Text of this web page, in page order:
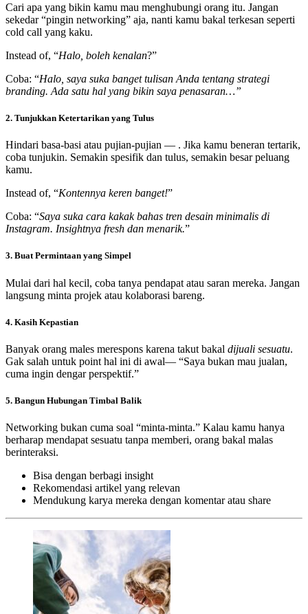
Cari apa yang bikin kamu mau menghubungi orang itu. Jangan
sekedar “pingin networking” aja, nanti kamu bakal terkesan seperti
cold call yang kaku.
Instead of, “Halo, boleh kenalan?”
Coba: “Halo, saya suka banget tulisan Anda tentang strategi
branding. Ada satu hal yang bikin saya penasaran…”
2. Tunjukkan Ketertarikan yang Tulus
Hindari basa-basi atau pujian-pujian — . Jika kamu beneran tertarik,
coba tunjukin. Semakin spesifik dan tulus, semakin besar peluang
kamu.
Instead of, “Kontennya keren banget!”
Coba: “Saya suka cara kakak bahas tren desain minimalis di
Instagram. Insightnya fresh dan menarik.”
3. Buat Permintaan yang Simpel
Mulai dari hal kecil, coba tanya pendapat atau saran mereka. Jangan
langsung minta projek atau kolaborasi bareng.
4. Kasih Kepastian
Banyak orang males merespons karena takut bakal dijuali sesuatu.
Gak salah untuk point hal ini di awal— “Saya bukan mau jualan,
cuma ingin dengar perspektif.”
5. Bangun Hubungan Timbal Balik
Networking bukan cuma soal “minta-minta.” Kalau kamu hanya
berharap mendapat sesuatu tanpa memberi, orang bakal malas
berinteraksi.
Bisa dengan berbagi insight
Rekomendasi artikel yang relevan
Mendukung karya mereka dengan komentar atau share